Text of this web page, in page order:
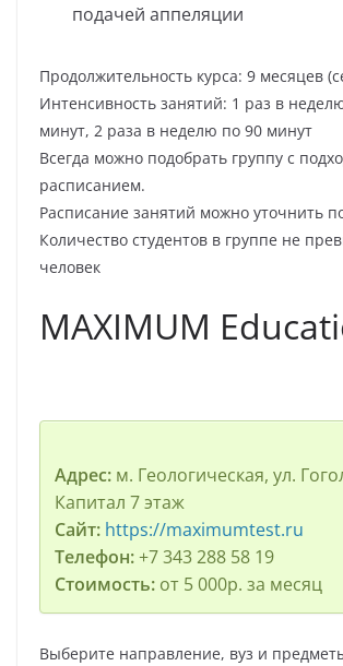
подачей аппеляции
Продолжительность курса: 9 месяцев
Интенсивность занятий: 1 раз в
минут, 2 раза в неделю по 90 минут
Всегда можно подобрать группу с
расписанием.
Расписание занятий можно уточнить
Количество студентов в группе не
человек
MAXIMUM
Адрес:м. Геологическая, ул.
Капитал 7 этаж
Сайт: https://maximumtest.ru
Телефон:+7 343 288 58 19
Стоимость:от 5 000р. за месяц
Выберите направление, вуз и